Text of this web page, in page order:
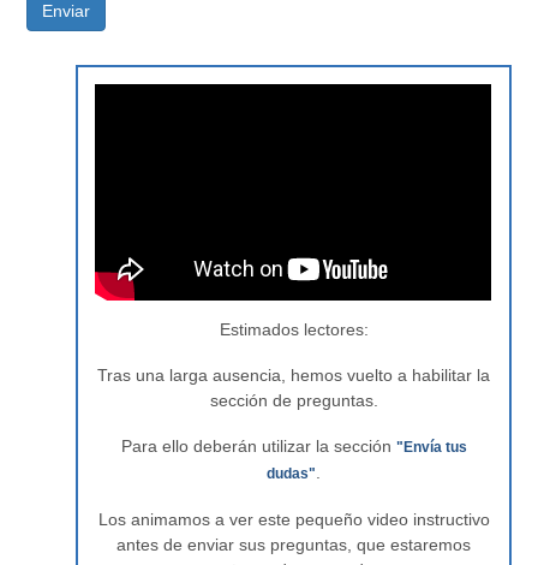
Enviar
Estimados lectores:
Tras una larga ausencia, hemos vuelto a habilitar la
sección de preguntas.
Para ello deberán utilizar la sección "Envía tus
dudas"
Los animamos a ver este pequeño video instructivo
antes de enviar sus preguntas, que estaremos